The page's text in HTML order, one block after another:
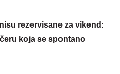
rezervisane za vikend:
koja se spontano